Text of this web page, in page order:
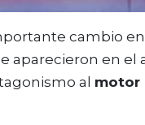
cambio
aparecieron en el
al motor